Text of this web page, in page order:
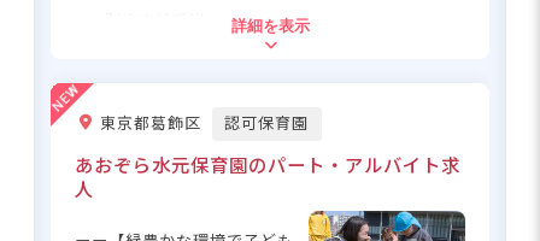
交通費支給 月上限23,000円
※試用期間1カ月／同条件
※契約期間1年、契約更新あり
応募資格
保育士資格をお持ちの方、資格取得見込の方
詳細を表示
東京都葛飾区 認可保育園
あおぞら水元保育園のパート・アルバイト求
人